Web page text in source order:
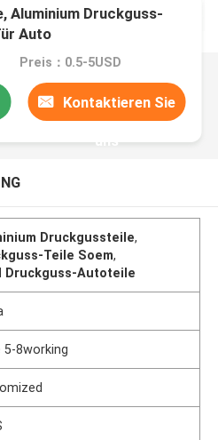
Aluminium Druckguss-
Auto
Preis：0.5-5USD
Kontaktieren Sie
uns
Druckgussteile,
Teile Soem,
Druckguss-Autoteile
5-8working